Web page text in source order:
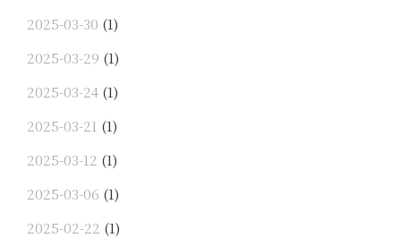
2025-03-30 (1)
2025-03-29 (1)
2025-03-24 (1)
2025-03-21 (1)
2025-03-12 (1)
2025-03-06 (1)
2025-02-22 (1)